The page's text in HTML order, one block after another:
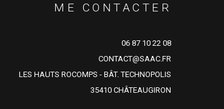
ME CONTACTER
06 87 10 22 08
CONTACT@SAAC.FR
LES HAUTS ROCOMPS - BÂT. TECHNOPOLIS
35410 CHÂTEAUGIRON